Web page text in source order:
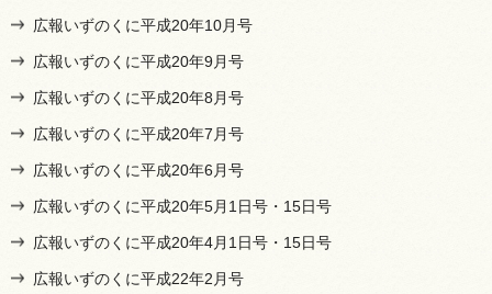
広報いずのくに平成20年10月号
広報いずのくに平成20年9月号
広報いずのくに平成20年8月号
広報いずのくに平成20年7月号
広報いずのくに平成20年6月号
広報いずのくに平成20年5月1日号・15日号
広報いずのくに平成20年4月1日号・15日号
広報いずのくに平成22年2月号